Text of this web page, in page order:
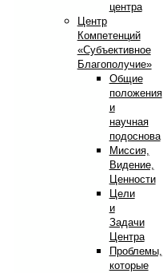
центра
Центр
Компетенций
«Субъективное
Благополучие»
Общие
положения
и
научная
подоснова
Миссия,
Видение,
Ценности
Цели
и
Задачи
Центра
Проблемы,
которые